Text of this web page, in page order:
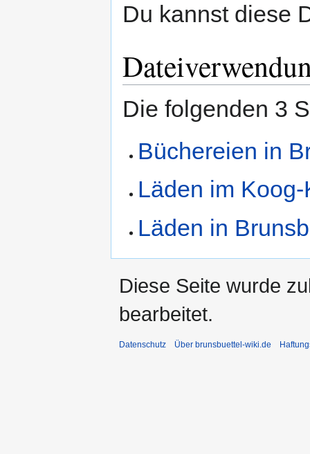
Du kannst diese
Die folgenden 3
Büchereien in
Läden im
Läden in
Diese Seite wurde
bearbeitet.
Datenschutz Über brunsbuettel-wiki.de